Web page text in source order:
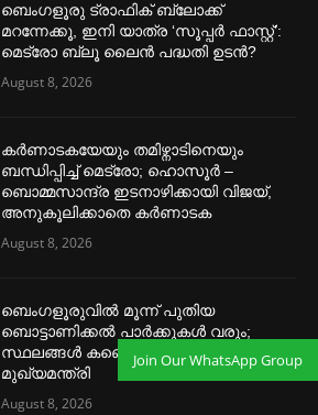
ബെംഗളൂരു ട്രാഫിക് ബ്ലോക്ക്
മറന്നേക്കൂ, ഇനി യാത്ര ‘സൂപ്പര്‍ ഫാസ്റ്റ്’:
മെട്രോ ബ്ലൂ ലൈൻ പദ്ധതി ഉടൻ?
August 8, 2026
കര്‍ണാടകയേയും തമിഴ്നാടിനെയും
ബന്ധിപ്പിച്ച്‌ മെട്രോ; ഹൊസൂര്‍ –
ബൊമ്മസാന്ദ്ര ഇടനാഴിക്കായി വിജയ്,
അനുകൂലിക്കാതെ കര്‍ണാടക
August 8, 2026
ബെംഗളൂരുവില്‍ മൂന്ന് പുതിയ
ബൊട്ടാണിക്കല്‍ പാര്‍ക്കുകള്‍ വരും;
സ്ഥലങ്ങള്‍ കണ്ടെത്തിയെന്ന്
മുഖ്യമന്ത്രി
August 8, 2026
Join Our WhatsApp Group